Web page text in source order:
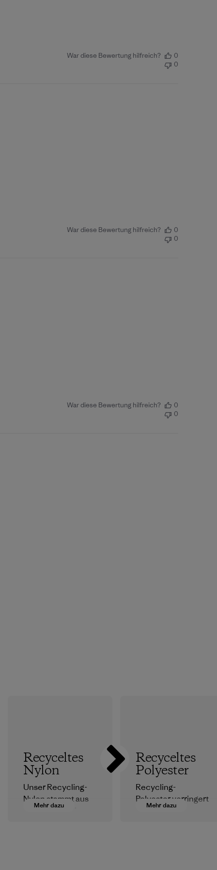
War diese Bewertung hilfreich?
0
0
War diese Bewertung hilfreich?
0
0
War diese Bewertung hilfreich?
0
0
Mehr dazu
Recyceltes
Nylon
Unser Recycling-
Nylon stammt aus
postindustriellen
Mehr dazu
Recyceltes
Polyester
Recycling-
Polyester verringert
unsere